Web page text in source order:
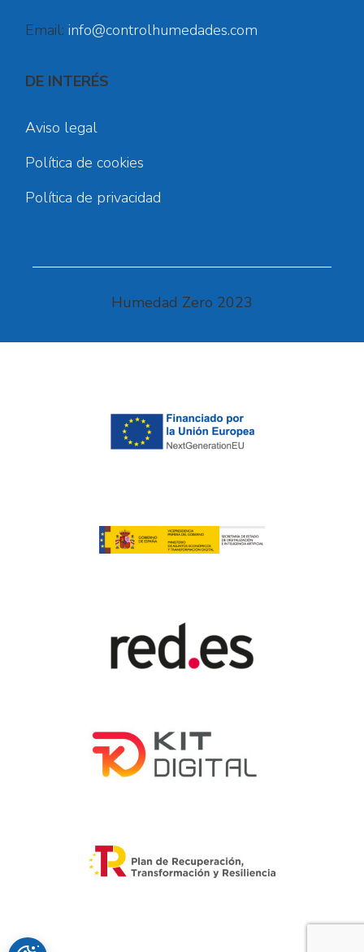
Email: info@controlhumedades.com
DE INTERÉS
Aviso legal
Política de cookies
Política de privacidad
Humedad Zero 2023